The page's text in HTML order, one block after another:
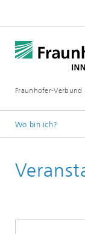
Fraunhofer-
Wo bin ich?